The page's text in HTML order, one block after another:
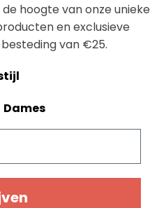
hoogte van onze unieke
en exclusieve
van €25.
pets
Dames